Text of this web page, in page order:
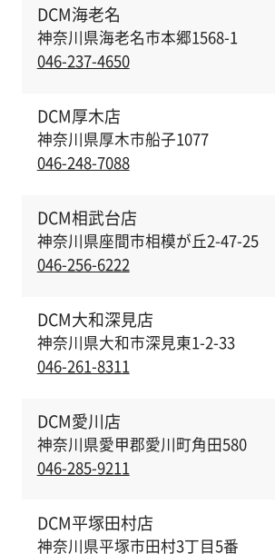
DCM海老名
神奈川県海老名市本郷1568-1
046-237-4650
DCM厚木店
神奈川県厚木市船子1077
046-248-7088
DCM相武台店
神奈川県座間市相模が丘2-47-25
046-256-6222
DCM大和深見店
神奈川県大和市深見東1-2-33
046-261-8311
DCM愛川店
神奈川県愛甲郡愛川町角田580
046-285-9211
DCM平塚田村店
神奈川県平塚市田村3丁目5番